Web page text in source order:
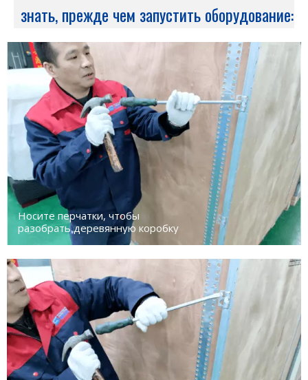
знать, прежде чем запустить оборудование:
Носите перчатки, чтобы
разобрать деревянную коробку